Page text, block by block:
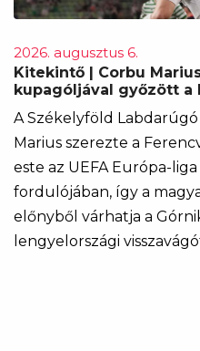
2026. augusztus 6.
Kitekintő | Corbu
kupagóljával győzött a
A Székelyföld
Marius szerezte a
este az UEFA Európa-
fordulójában, így a
előnyből várhatja a
lengyelországi